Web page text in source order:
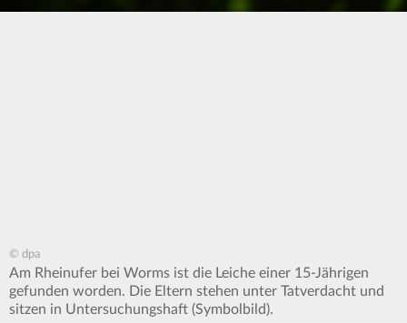
© dpa
Am Rheinufer bei Worms ist die Leiche einer 15-Jährigen
gefunden worden. Die Eltern stehen unter Tatverdacht und
sitzen in Untersuchungshaft (Symbolbild).